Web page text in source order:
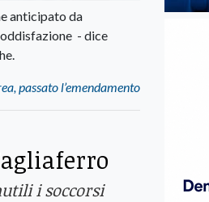
anticipato da
- dice
passato l’emendamento
i soccorsi